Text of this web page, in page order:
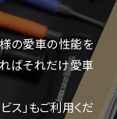
の愛車の性能を
ばそれだけ愛車
ス」もご利用くだ